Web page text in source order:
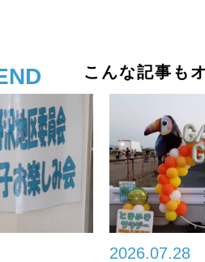
こんな記事も
2026.07.28